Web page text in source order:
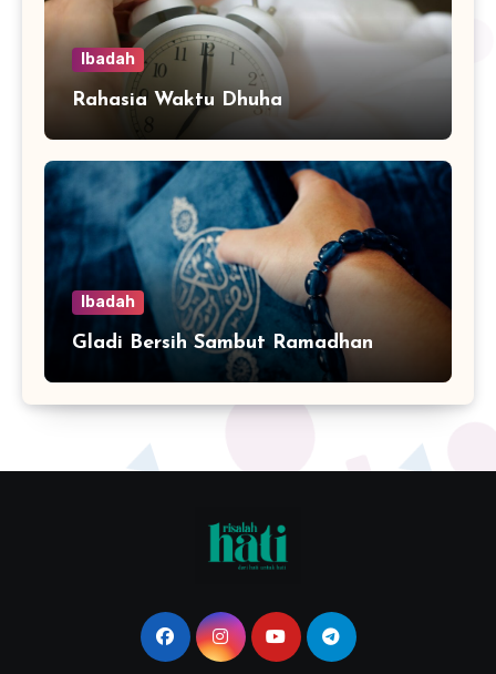
Ibadah
Rahasia Waktu Dhuha
Ibadah
Gladi Bersih Sambut Ramadhan